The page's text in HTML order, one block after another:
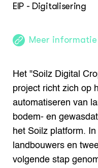
EIP - Digitalisering
Meer informatie
Het "Soilz Digital
project richt zich op
automatiseren van
bodem- en
het Soilz platform.
landbouwers en
volgende stap